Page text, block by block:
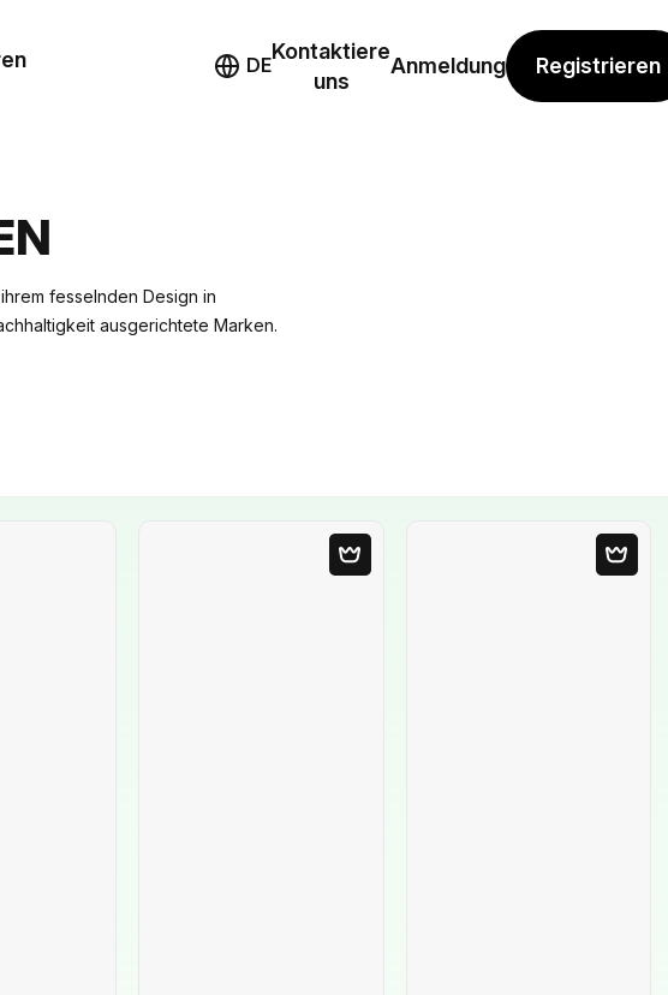
DE
Kontaktiere
uns
Anmeldung Registrieren
fesselnden Design in
ausgerichtete Marken.